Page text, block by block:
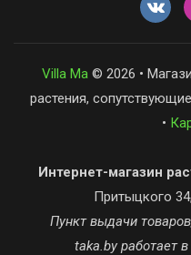
Villa Ma© 2026 •
растения,
•
Интернет-магазин
Притыцкого
Пункт выдачи
taka.by работает